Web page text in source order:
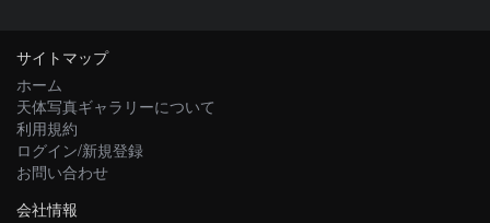
サイトマップ
ホーム
天体写真ギャラリーについて
利用規約
ログイン/新規登録
お問い合わせ
会社情報